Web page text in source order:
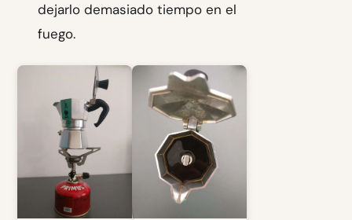
dejarlo demasiado tiempo en el
fuego.